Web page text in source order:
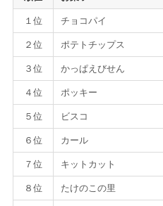
１位 チョコパイ
２位 ポテトチップス
３位 かっぱえびせん
４位 ポッキー
５位 ビスコ
６位 カール
７位 キットカット
８位 たけのこの里